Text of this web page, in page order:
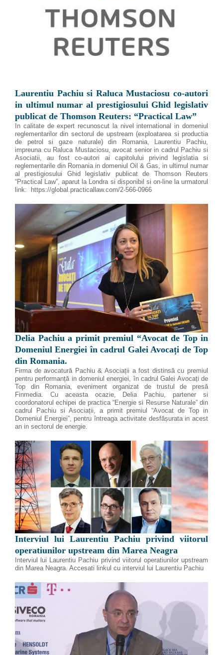
Laurentiu Pachiu si Raluca Mustaciosu co-autori
in ultimul numar al prestigiosului Ghid legislativ
publicat de Thomson Reuters: “Practical Law”
In calitate de expert recunoscut la nivel international in domeniul
reglementarilor din sectorul de upstream (exploatarea si productia
de petrol si gaze naturale) din Romania, Laurentiu Pachiu,
impreuna cu Raluca Mustaciosu, avocat senior in cadrul Pachiu si
Asociatii, au fost co-autori ai capitolului privind legislatia si
reglementarile din Romania in domeniul Oil & Gas, in ultimul numar
al prestigiosului Ghid legislativ publicat de Thomson Reuters
“Practical Law”, aparut la Londra si disponibil si on-line la urmatorul
link: https://global.practicallaw.com/2-566-0966
Delia Pachiu a primit premiul “Avocat de Top in
Domeniul Energiei în cadrul Galei Avocați de Top
din Romania.
Firma de avocatură Pachiu & Asociații a fost distinsă cu premiul
pentru performanță in domeniul energiei, în cadrul Galei Avocați de
Top din Romania, eveniment organizat de trustul de presă
Finmedia. Cu aceasta ocazie, Delia Pachiu, partener si
coordonatorul echipei de practica “Energie si Resurse Naturale” din
cadrul Pachiu si Asociații, a primit premiul “Avocat de Top in
Domeniul Energiei”, pentru întreaga activitate desfășurata in acest
an in sectorul de energie.
Interviul lui Laurentiu Pachiu privind viitorul
operatiunilor upstream din Marea Neagra
Interviul lui Laurentiu Pachiu privind viitorul operatiunilor upstream
din Marea Neagra. Accesati linkul cu interviul lui Laurentiu Pachiu